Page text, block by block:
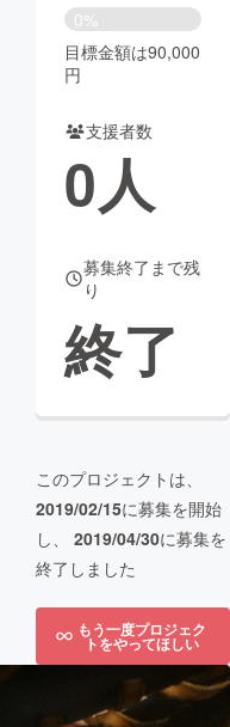
チャレンジ
CAMPFIRE Creation
コミュニティ
0%
目標金額は90,000
円
支援者数
0人
募集終了まで残
り
終了
このプロジェクトは、
2019/02/15に募集を開始
し、 2019/04/30に募集を
終了しました
もう一度プロジェク
トをやってほしい